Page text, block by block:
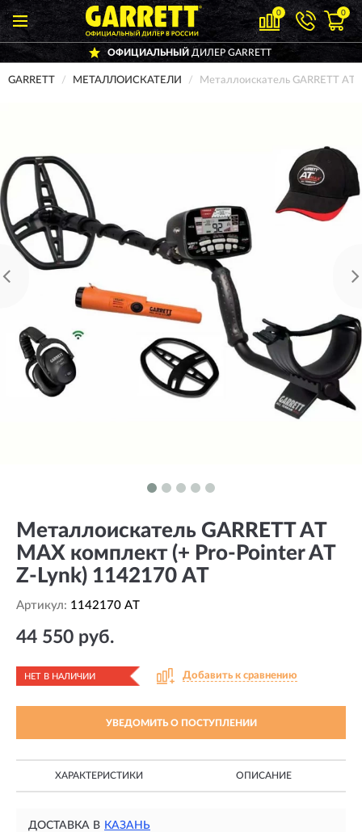
0 0
ОФИЦИАЛЬНЫЙДИЛЕР GARRETT
GARRETT МЕТАЛЛОИСКАТЕЛИ Металлоискатель GARRETT
Металлоискатель GARRETT AT
MAX комплект (+ Pro-Pointer AT
Z-Lynk) 1142170 AT
Артикул: 1142170 AT
44 550 руб.
НЕТ В НАЛИЧИИ Добавить к сравнению
УВЕДОМИТЬ О ПОСТУПЛЕНИИ
ХАРАКТЕРИСТИКИ ОПИСАНИЕ
ДОСТАВКА В КАЗАНЬ